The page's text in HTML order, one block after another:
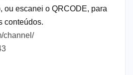
ou escanei o QRCODE, para
conteúdos.
channel/